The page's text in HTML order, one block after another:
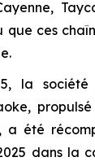
que ces
la
a été
dans la